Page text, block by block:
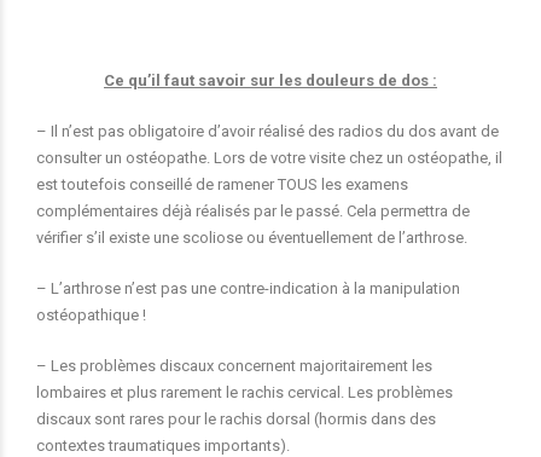
Ce qu’il faut savoir sur les douleurs de dos :
– Il n’est pas obligatoire d’avoir réalisé des radios du dos avant de
consulter un ostéopathe. Lors de votre visite chez un ostéopathe, il
est toutefois conseillé de ramener TOUS les examens
complémentaires déjà réalisés par le passé. Cela permettra de
vérifier s’il existe une scoliose ou éventuellement de l’arthrose.
– L’arthrose n’est pas une contre-indication à la manipulation
ostéopathique !
– Les problèmes discaux concernent majoritairement les
lombaires et plus rarement le rachis cervical. Les problèmes
discaux sont rares pour le rachis dorsal (hormis dans des
contextes traumatiques importants).